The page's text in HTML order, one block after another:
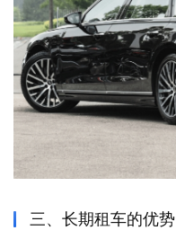
三、长期租车的优势